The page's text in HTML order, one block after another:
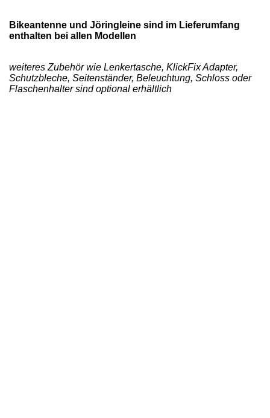
Bikeantenne und Jöringleine sind im Lieferumfang
enthalten bei allen Modellen
weiteres Zubehör wie Lenkertasche, KlickFix Adapter,
Schutzbleche, Seitenständer, Beleuchtung, Schloss oder
Flaschenhalter sind optional erhältlich